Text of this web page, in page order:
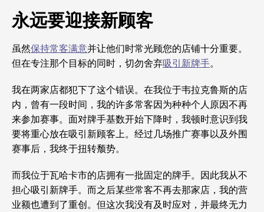
永远要迎接新顾客
虽然保持常客满意并让他们时常光顾您的店铺十分重要。
但在专注那个目标的同时，切勿舍弃吸引新牌手。
我在两家店都犯下了这个错误。在我位于韦拉克鲁斯的店
内，曾有一段时间，我的许多常客因为种种个人原因不再
来参加赛事。面对牌手基数开始下降时，我顿时意识到我
要将重心放在吸引新顾客上。经过几场推广赛事以及外围
赛事后，我终于扭转颓势。
而我位于瓦哈卡市的店拥有一批固定的牌手。因此我从不
担心吸引新牌手。而之后某些常客不再去那家店，我的营
业额也遭到了重创。但这次我没有及时应对，并最终无力